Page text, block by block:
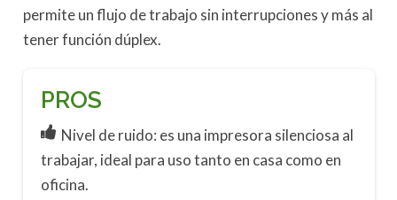
permite un flujo de trabajo sin interrupciones y más al
tener función dúplex.
PROS
Nivel de ruido: es una impresora silenciosa al
trabajar, ideal para uso tanto en casa como en
oficina.